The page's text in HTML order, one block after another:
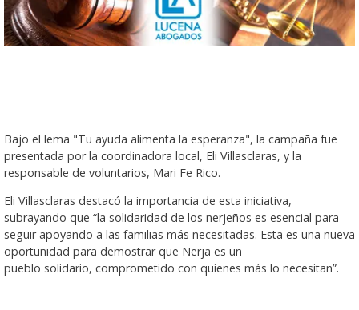
Bajo el lema "Tu ayuda alimenta la esperanza", la campaña fue
presentada por la coordinadora local, Eli Villasclaras, y la
responsable de voluntarios, Mari Fe Rico.
Eli Villasclaras destacó la importancia de esta iniciativa,
subrayando que “la solidaridad de los nerjeños es esencial para
seguir apoyando a las familias más necesitadas. Esta es una nueva
oportunidad para demostrar que Nerja es un
pueblo solidario, comprometido con quienes más lo necesitan”.